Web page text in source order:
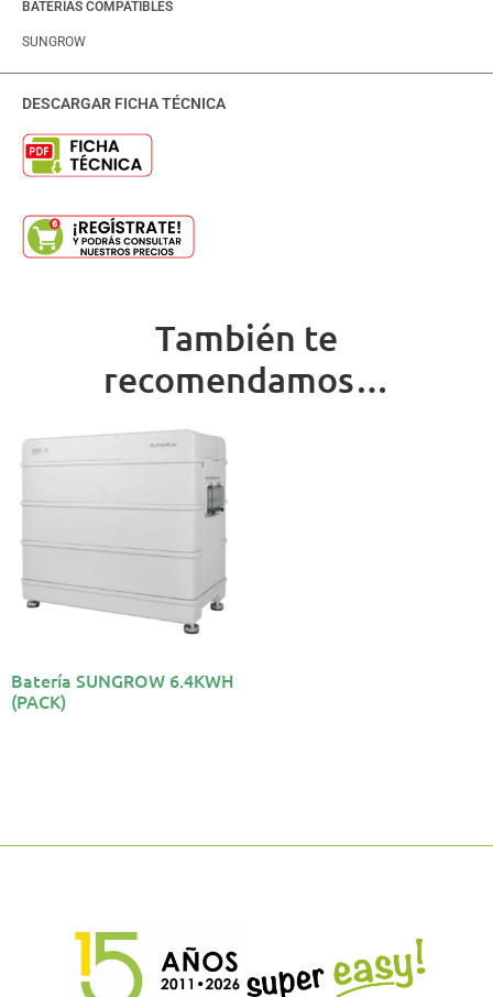
BATERÍAS COMPATIBLES
SUNGROW
DESCARGAR FICHA TÉCNICA
También te
recomendamos…
Batería SUNGROW 6.4KWH
(PACK)